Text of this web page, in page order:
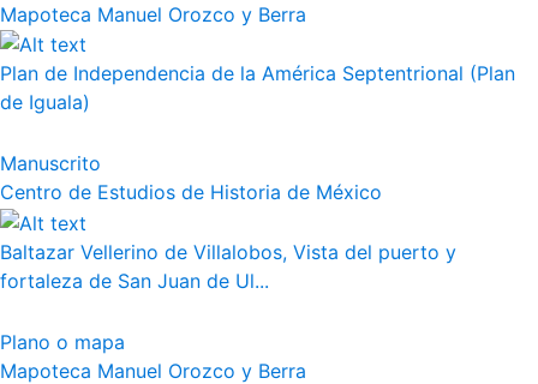
Mapoteca Manuel Orozco y Berra
Plan de Independencia de la América Septentrional (Plan
de Iguala)
Manuscrito
Centro de Estudios de Historia de México
Baltazar Vellerino de Villalobos, Vista del puerto y
fortaleza de San Juan de Ul...
Plano o mapa
Mapoteca Manuel Orozco y Berra